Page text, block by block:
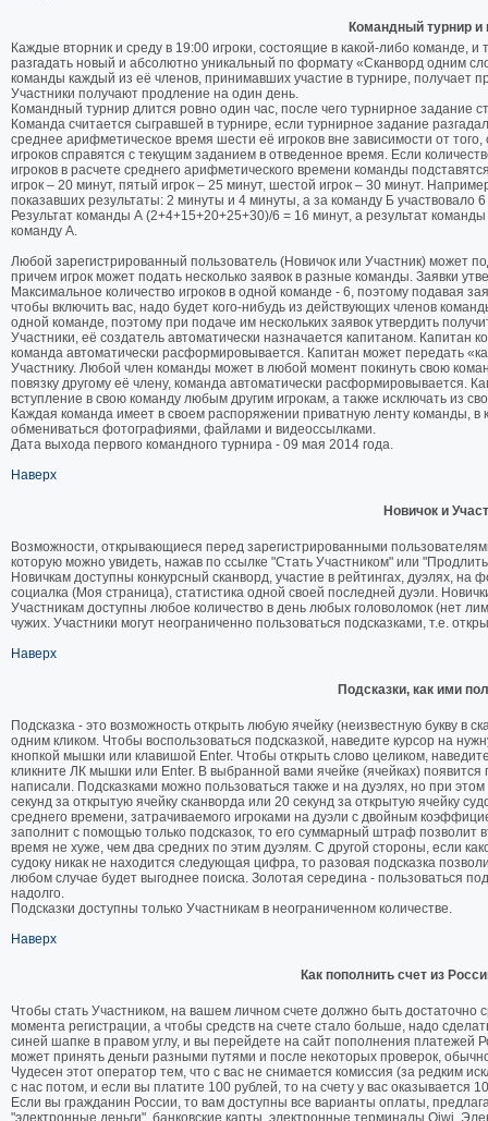
Командный турнир
Каждые вторник и среду в 19:00 игроки, состоящие в какой-либо команде,
разгадать новый и абсолютно уникальный по формату «Сканворд одним
команды каждый из её членов, принимавших участие в турнире, получает
Участники получают продление на один день.
Командный турнир длится ровно один час, после чего турнирное задание
Команда считается сыгравшей в турнире, если турнирное задание
среднее арифметическое время шести её игроков вне зависимости от
игроков справятся с текущим заданием в отведенное время. Если
игроков в расчете среднего арифметического времени команды
игрок – 20 минут, пятый игрок – 25 минут, шестой игрок – 30 минут.
показавших результаты: 2 минуты и 4 минуты, а за команду Б участвовало
Результат команды А (2+4+15+20+25+30)/6 = 16 минут, а результат
команду А.
Любой зарегистрированный пользователь (Новичок или Участник) может
причем игрок может подать несколько заявок в разные команды. Заявки
Максимальное количество игроков в одной команде - 6, поэтому подавая
чтобы включить вас, надо будет кого-нибудь из действующих членов
одной команде, поэтому при подаче им нескольких заявок утвердить
Участники, её создатель автоматически назначается капитаном. Капитан
команда автоматически расформировывается. Капитан может передать
Участнику. Любой член команды может в любой момент покинуть свою
повязку другому её члену, команда автоматически расформировывается.
вступление в свою команду любым другим игрокам, а также исключать из
Каждая команда имеет в своем распоряжении приватную ленту команды,
обмениваться фотографиями, файлами и видеоссылками.
Дата выхода первого командного турнира - 09 мая 2014 года.
Наверх
Новичок и
Возможности, открывающиеся перед зарегистрированными
которую можно увидеть, нажав по ссылке "Стать Участником" или
Новичкам доступны конкурсный сканворд, участие в рейтингах, дуэлях,
социалка (Моя страница), статистика одной своей последней дуэли.
Участникам доступны любое количество в день любых головоломок (нет
чужих. Участники могут неограниченно пользоваться подсказками, т.е.
Наверх
Подсказки, как ими
Подсказка - это возможность открыть любую ячейку (неизвестную букву в
одним кликом. Чтобы воспользоваться подсказкой, наведите курсор на
кнопкой мышки или клавишой Enter. Чтобы открыть слово целиком,
кликните ЛК мышки или Enter. В выбранной вами ячейке (ячейках)
написали. Подсказками можно пользоваться также и на дуэлях, но при
секунд за открытую ячейку сканворда или 20 секунд за открытую ячейку
среднего времени, затрачиваемого игроками на дуэли с двойным
заполнит с помощью только подсказок, то его суммарный штраф позволит
время не хуже, чем два средних по этим дуэлям. С другой стороны, если
судоку никак не находится следующая цифра, то разовая подсказка
любом случае будет выгоднее поиска. Золотая середина - пользоваться
надолго.
Подсказки доступны только Участникам в неограниченном количестве.
Наверх
Как пополнить счет из
Чтобы стать Участником, на вашем личном счете должно быть достаточно
момента регистрации, а чтобы средств на счете стало больше, надо
синей шапке в правом углу, и вы перейдете на сайт пополнения платежей
может принять деньги разными путями и после некоторых проверок,
Чудесен этот оператор тем, что с вас не снимается комиссия (за редким
с нас потом, и если вы платите 100 рублей, то на счету у вас оказывается
Если вы гражданин России, то вам доступны все варианты оплаты,
"электронные деньги", банковские карты, электронные терминалы Qiwi,